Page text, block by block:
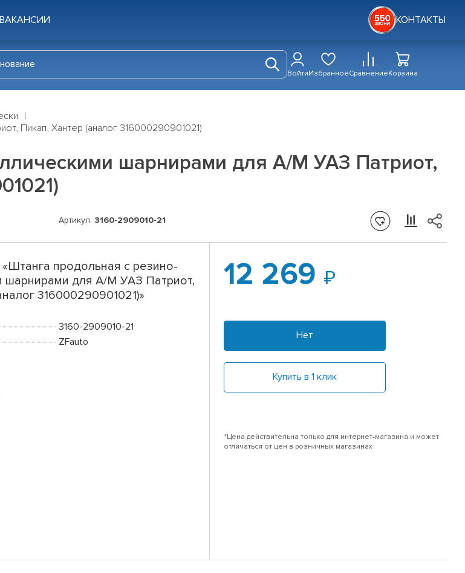
ВАКАНСИИ КОНТАКТЫ
ВойтиИзбранноеСравнениеКорзина
Пикап, Хантер (аналог 316000290901021)
шарнирами для А/М УАЗ Патриот,
Артикул: 3160-2909010-21
«Штанга продольная с резино-
шарнирами для А/М УАЗ Патриот,
316000290901021)»
3160-2909010-21
ZFauto
12 269
Нет
Купить в 1 клик
*Цена действительна только для интернет-магазина и может
отличаться от цен в розничных магазинах